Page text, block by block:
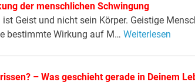
der menschlichen Schwingung
ist Geist und nicht sein Körper. Geistige
bestimmte Wirkung auf M… Weiterlesen
– Was geschieht gerade in Deinem